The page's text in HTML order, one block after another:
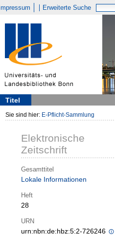
Impressum Erweiterte Suche
Titel
Sie sind hier: E-Pflicht-Sammlung
Elektronische
Zeitschrift
Gesamttitel
Lokale Informationen
Heft
28
URN
urn:nbn:de:hbz:5:2-726246